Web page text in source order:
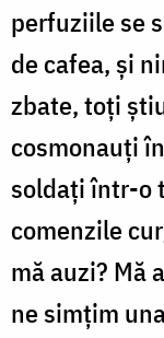
perfuziile se
de cafea, și
zbate, toți
cosmonauți
soldați într-o
comenzile
mă auzi? Mă
ne simțim